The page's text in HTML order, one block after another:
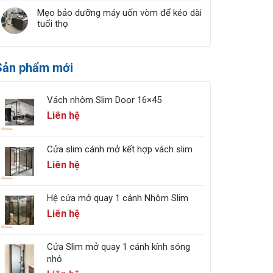
Mẹo bảo dưỡng máy uốn vòm để kéo dài
tuổi thọ
phẩm mới
Vách nhôm Slim Door 16×45
Liên hệ
Cửa slim cánh mở kết hợp vách slim
Liên hệ
Hệ cửa mở quay 1 cánh Nhôm Slim
Liên hệ
Cửa Slim mở quay 1 cánh kính sóng
nhỏ